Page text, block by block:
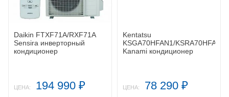
Daikin FTXF71A/RXF71A
Sensira инверторный
кондиционер
ЦЕНА: 194 990 ₽
Kentatsu
KSGA70HFAN1/KSRA70HFAN1
Kanami кондиционер
ЦЕНА: 78 290 ₽